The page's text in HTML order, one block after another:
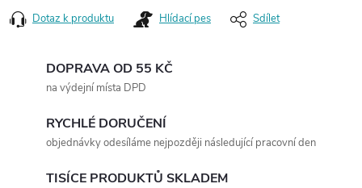
Dotaz k produktu Hlídací pes Sdílet
DOPRAVA OD 55 KČ
na výdejní místa DPD
RYCHLÉ DORUČENÍ
objednávky odesíláme nejpozději následující pracovní den
TISÍCE PRODUKTŮ SKLADEM